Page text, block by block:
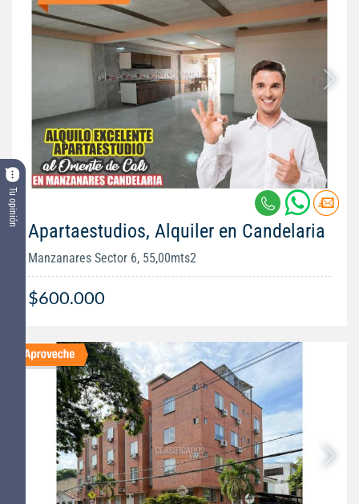
Tu opinión
Apartaestudios, Alquiler en Candelaria
Manzanares Sector 6, 55,00mts2
$600.000